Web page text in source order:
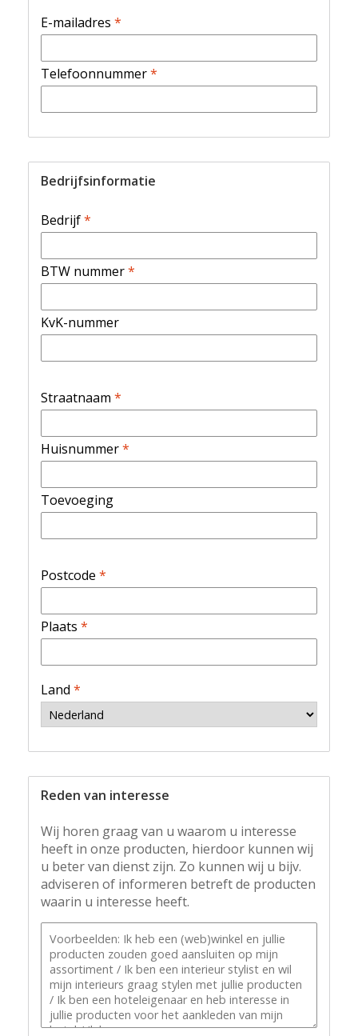
E-mailadres *
Telefoonnummer*
Bedrijfsinformatie
Bedrijf*
BTW nummer*
KvK-nummer
Straatnaam *
Huisnummer*
Toevoeging
Postcode *
Plaats *
Land *
Reden van interesse
Wij horen graag van u waarom u interesse
heeft in onze producten, hierdoor kunnen wij
u beter van dienst zijn. Zo kunnen wij u bijv.
adviseren of informeren betreft de producten
waarin u interesse heeft.